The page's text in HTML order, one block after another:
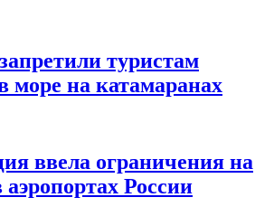
туристам
море на катамаранах
ввела ограничения на
России